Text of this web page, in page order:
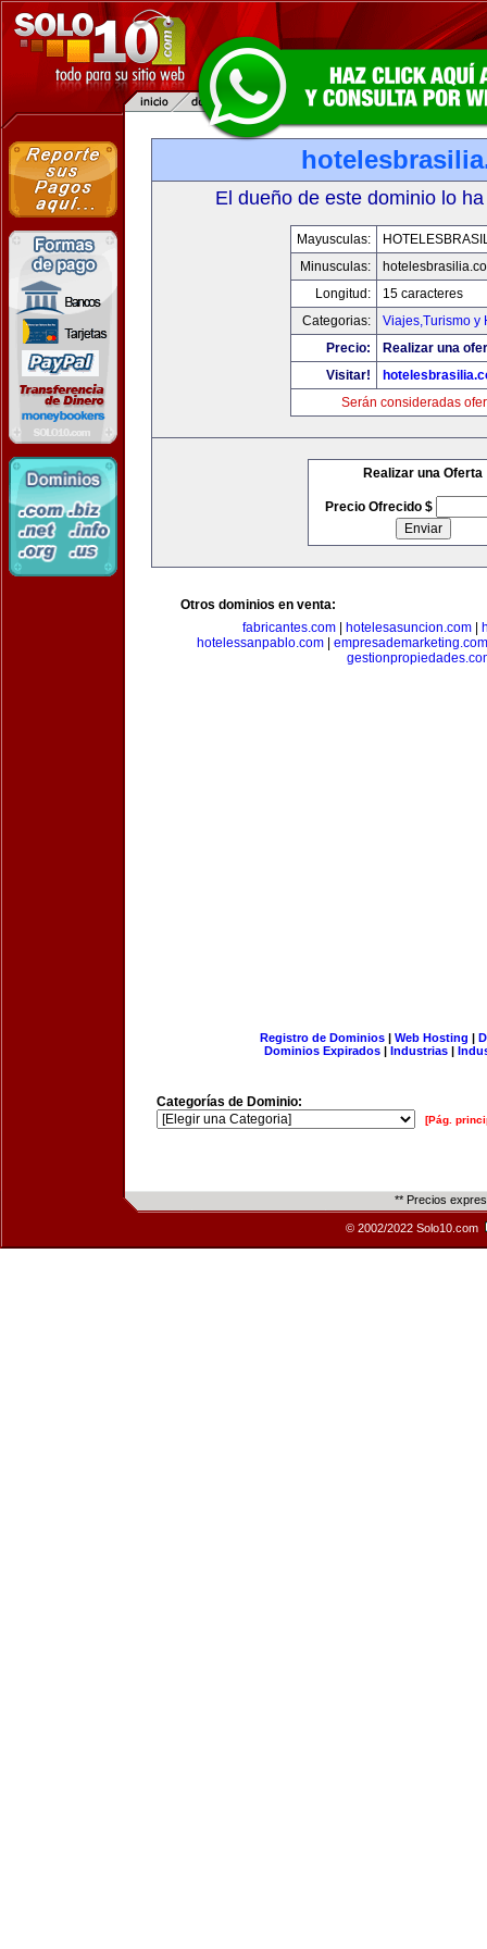
El dueño de este dominio lo
Mayusculas:
Minusculas:
Longitud:
15 caracteres
Categorias:
Viajes,Turismo y
Precio:
Realizar una
Visitar!
Serán consideradas
Realizar una Oferta
Precio Ofrecido $
Otros dominios en venta:
fabricantes.com
hotelesasuncion.com
hotelessanpablo.com| empresademarketing.com
Registro de Dominios| Web Hosting |
Dominios Expirados | Industrias |
Categorías de Dominio:
[Pág.
** Precios
© 2002/2022 Solo10.com